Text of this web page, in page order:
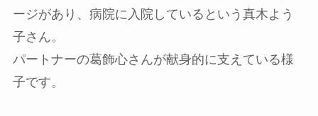
ージがあり、病院に入院しているという真木よう
子さん。
パートナーの葛飾心さんが献身的に支えている様
子です。